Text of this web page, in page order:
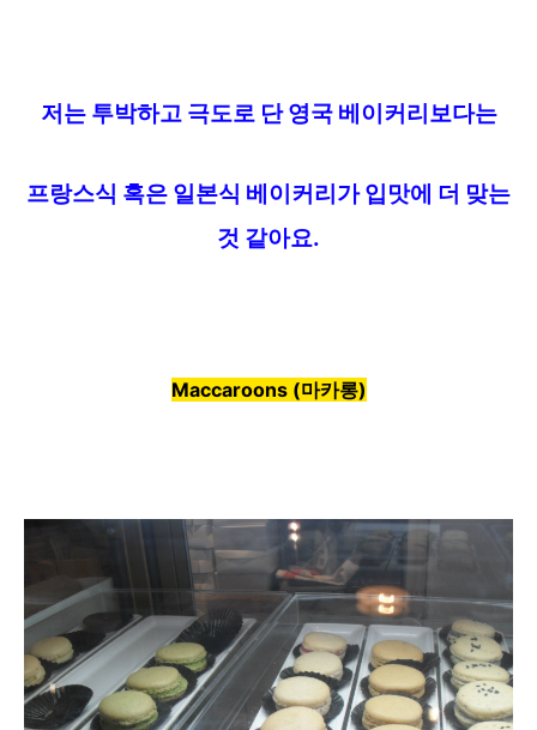
저는 투박하고 극도로 단 영국 베이커리보다는
프랑스식 혹은 일본식 베이커리가 입맛에 더 맞는
것 같아요.
Maccaroons (마카롱)